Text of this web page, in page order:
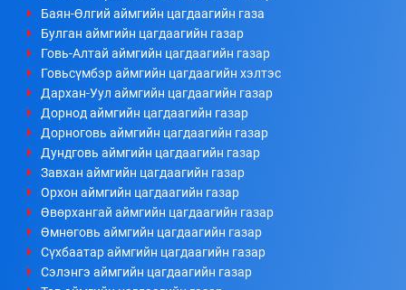
Баян-Өлгий аймгийн цагдаагийн газа
Булган аймгийн цагдаагийн газар
Говь-Алтай аймгийн цагдаагийн газар
Говьсүмбэр аймгийн цагдаагийн хэлтэс
Дархан-Уул аймгийн цагдаагийн газар
Дорнод аймгийн цагдаагийн газар
Дорноговь аймгийн цагдаагийн газар
Дундговь аймгийн цагдаагийн газар
Завхан аймгийн цагдаагийн газар
Орхон аймгийн цагдаагийн газар
Өвөрхангай аймгийн цагдаагийн газар
Өмнөговь аймгийн цагдаагийн газар
Сүхбаатар аймгийн цагдаагийн газар
Сэлэнгэ аймгийн цагдаагийн газар